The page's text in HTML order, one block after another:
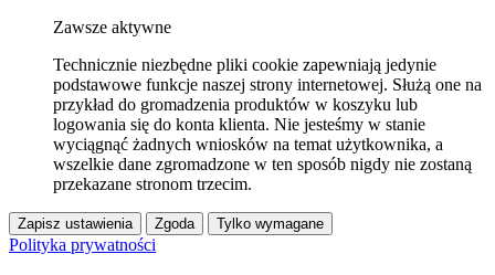
Zawsze aktywne
Technicznie niezbędne pliki cookie zapewniają jedynie
podstawowe funkcje naszej strony internetowej. Służą one na
przykład do gromadzenia produktów w koszyku lub
logowania się do konta klienta. Nie jesteśmy w stanie
wyciągnąć żadnych wniosków na temat użytkownika, a
wszelkie dane zgromadzone w ten sposób nigdy nie zostaną
przekazane stronom trzecim.
Zapisz ustawienia Zgoda Tylko wymagane
Polityka prywatności